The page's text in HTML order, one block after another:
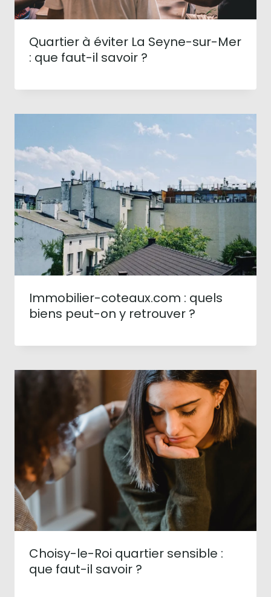
Quartier à éviter La Seyne-sur-Mer
: que faut-il savoir ?
Immobilier-coteaux.com : quels
biens peut-on y retrouver ?
Choisy-le-Roi quartier sensible :
que faut-il savoir ?